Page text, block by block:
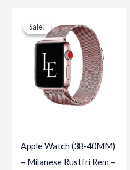
Sale!
Sale!
Apple Watch (38-40MM)
– Milanese Rustfri Rem –